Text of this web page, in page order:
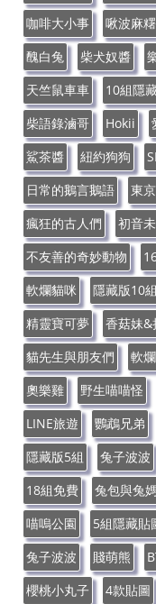
咖啡大小事
啾波麻糬
醜白兔
柴犬奴醬
天竺鼠車車
10組隱
柴語錄滷哥
Hokii
鯊茶醬
紐約狗狗
日常的鵝言鵝語
東
瘋狂的古人們
初音
不友善的奇妙動物
軟爛貓咪
隱藏版10組
精靈寶可夢
香菇妹&
貓先生與朋友們
軟
奧樂雞
野生喵喵怪
LINE旅遊
鸚鵡兄弟
隱藏版5組
兔子波波
18組免費
兔包與兔
喵嗚公園
5組隱藏貼
兔子波波
賤萌熊
櫻桃小丸子
4款貼圖